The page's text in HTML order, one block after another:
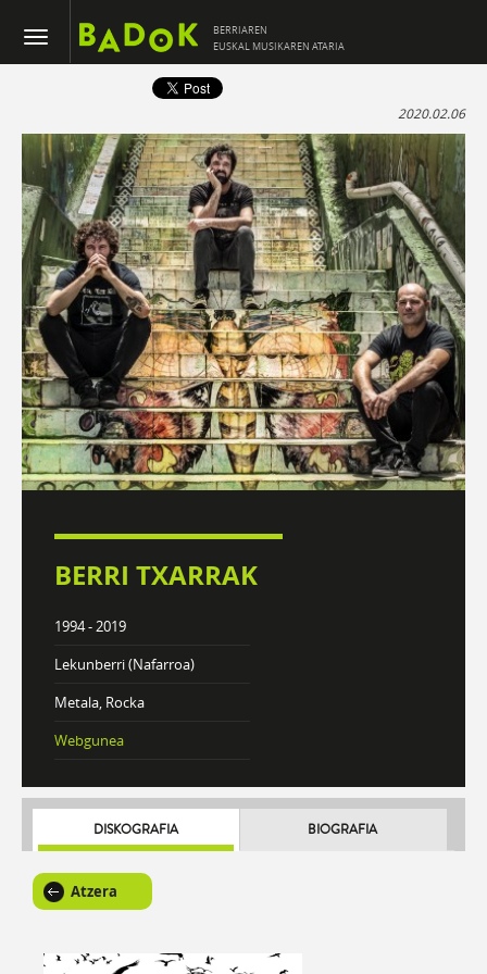
BERRIAREN
EUSKAL MUSIKAREN ATARIA
2020.02.06
BERRI TXARRAK
1994 - 2019
Lekunberri (Nafarroa)
Metala, Rocka
Webgunea
DISKOGRAFIA BIOGRAFIA
Atzera